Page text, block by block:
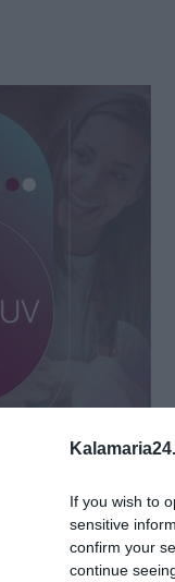
If you wish to
sensitive
confirm your
continue